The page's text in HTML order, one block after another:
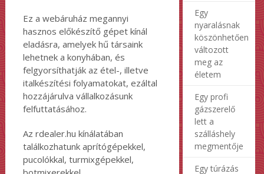
Ez a webáruház megannyi
hasznos előkészítő gépet kínál
eladásra, amelyek hű társaink
lehetnek a konyhában, és
felgyorsíthatják az étel-, illetve
italkészítési folyamatokat, ezáltal
hozzájárulva vállalkozásunk
felfuttatásához.
Az rdealer.hu kínálatában
találkozhatunk aprítógépekkel,
pucolókkal, turmixgépekkel,
Egy
nyaralásnak
köszönhetően
változott
meg az
életem
Egy profi
gázszerelő
lett a
szálláshely
megmentője
Egy túrázás